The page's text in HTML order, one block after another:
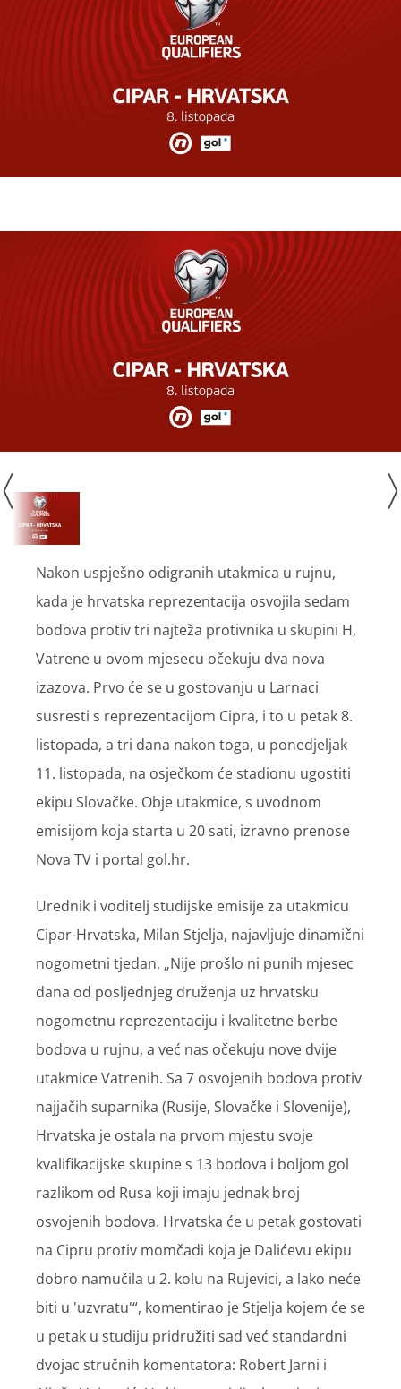
Nakon uspješno odigranih utakmica u rujnu,
kada je hrvatska reprezentacija osvojila sedam
bodova protiv tri najteža protivnika u skupini H,
Vatrene u ovom mjesecu očekuju dva nova
izazova. Prvo će se u gostovanju u Larnaci
susresti s reprezentacijom Cipra, i to u petak 8.
listopada, a tri dana nakon toga, u ponedjeljak
11. listopada, na osječkom će stadionu ugostiti
ekipu Slovačke. Obje utakmice, s uvodnom
emisijom koja starta u 20 sati, izravno prenose
Nova TV i portal gol.hr.
Urednik i voditelj studijske emisije za utakmicu
Cipar-Hrvatska, Milan Stjelja, najavljuje dinamični
nogometni tjedan. „Nije prošlo ni punih mjesec
dana od posljednjeg druženja uz hrvatsku
nogometnu reprezentaciju i kvalitetne berbe
bodova u rujnu, a već nas očekuju nove dvije
utakmice Vatrenih. Sa 7 osvojenih bodova protiv
najjačih suparnika (Rusije, Slovačke i Slovenije),
Hrvatska je ostala na prvom mjestu svoje
kvalifikacijske skupine s 13 bodova i boljom gol
razlikom od Rusa koji imaju jednak broj
osvojenih bodova. Hrvatska će u petak gostovati
na Cipru protiv momčadi koja je Dalićevu ekipu
dobro namučila u 2. kolu na Rujevici, a lako neće
biti u 'uzvratu'“, komentirao je Stjelja kojem će se
u petak u studiju pridružiti sad već standardni
dvojac stručnih komentatora: Robert Jarni i